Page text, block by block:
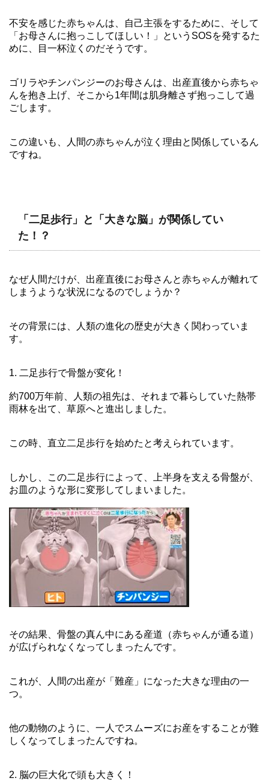
不安を感じた赤ちゃんは、自己主張をするために、そして
「お母さんに抱っこしてほしい！」というSOSを発するた
めに、目一杯泣くのだそうです。
ゴリラやチンパンジーのお母さんは、出産直後から赤ちゃ
んを抱き上げ、そこから1年間は肌身離さず抱っこして過
ごします。
この違いも、人間の赤ちゃんが泣く理由と関係しているん
ですね。
「二足歩行」と「大きな脳」が関係してい
た！？
なぜ人間だけが、出産直後にお母さんと赤ちゃんが離れて
しまうような状況になるのでしょうか？
その背景には、人類の進化の歴史が大きく関わっていま
す。
1. 二足歩行で骨盤が変化！
約700万年前、人類の祖先は、それまで暮らしていた熱帯
雨林を出て、草原へと進出しました。
この時、直立二足歩行を始めたと考えられています。
しかし、この二足歩行によって、上半身を支える骨盤が、
お皿のような形に変形してしまいました。
その結果、骨盤の真ん中にある産道（赤ちゃんが通る道）
が広げられなくなってしまったんです。
これが、人間の出産が「難産」になった大きな理由の一
つ。
他の動物のように、一人でスムーズにお産をすることが難
しくなってしまったんですね。
2. 脳の巨大化で頭も大きく！